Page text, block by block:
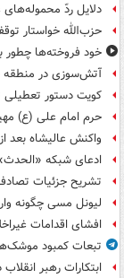
دلایل ردّ محموله‌های
حزب‌الله خواستار
خود فروخته‌ها چطور
آتش‌سوزی در منطقه
کویت دستور تعطیلی
حرم امام علی (ع)
واکنش عالیشاه بعد
ادعای شبکه «الحدث»
تشریح جزئیات تصادف ۱۲ خودرو با ۱۹
لیونل مسی چگونه
افشای اقدامات
تبعات کمبود
ابتکارات رهبر